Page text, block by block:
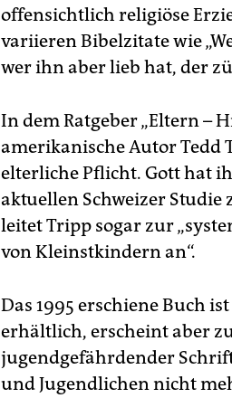
offensichtlich religiöse
variieren Bibelzitate wie
wer ihn aber lieb hat, der
In dem Ratgeber „Eltern –
amerikanische Autor Tedd
elterliche Pflicht. Gott hat
aktuellen Schweizer
leitet Tripp sogar zur
von Kleinstkindern an“.
Das 1995 erschiene Buch
erhältlich, erscheint aber
jugendgefährdender
und Jugendlichen nicht